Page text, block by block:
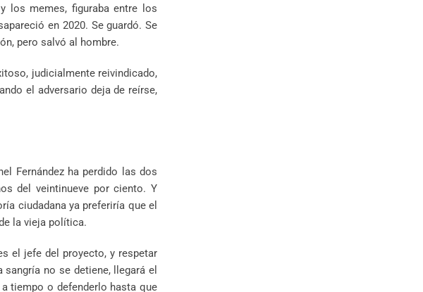
los memes, figuraba entre los
en 2020. Se guardó. Se
pero salvó al hombre.
judicialmente reivindicado,
el adversario deja de reírse,
Fernández ha perdido las dos
del veintinueve por ciento. Y
ciudadana ya preferiría que el
la vieja política.
el jefe del proyecto, y respetar
no se detiene, llegará el
tiempo o defenderlo hasta que